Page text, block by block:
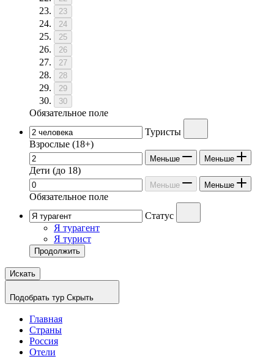
23
24
25
26
27
28
29
30
Обязательное поле
Туристы
Взрослые (18+)
Меньше Меньше
Дети (до 18)
Меньше Меньше
Обязательное поле
Статус
Я турагент
Я турист
Продолжить
Искать
Подобрать тур Скрыть
Главная
Страны
Россия
Отели